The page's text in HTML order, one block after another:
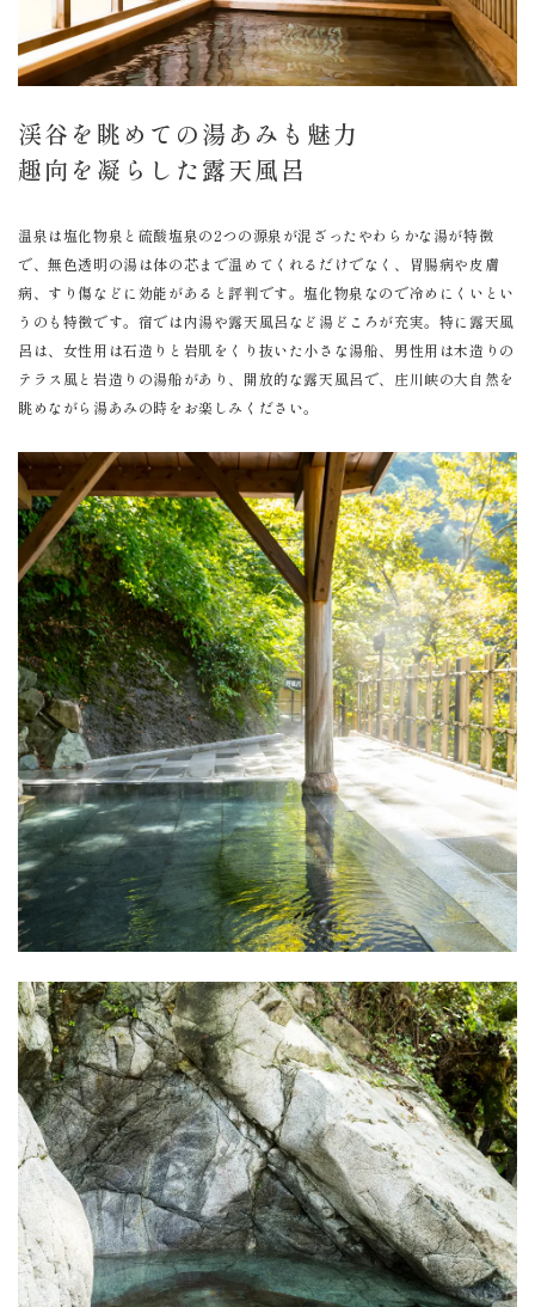
渓谷を眺めての湯あみも魅力
趣向を凝らした露天風呂
温泉は塩化物泉と硫酸塩泉の2つの源泉が混ざったやわらかな湯が特徴
で、無色透明の湯は体の芯まで温めてくれるだけでなく、胃腸病や皮膚
病、すり傷などに効能があると評判です。塩化物泉なので冷めにくいとい
うのも特徴です。宿では内湯や露天風呂など湯どころが充実。特に露天風
呂は、女性用は石造りと岩肌をくり抜いた小さな湯船、男性用は木造りの
テラス風と岩造りの湯船があり、開放的な露天風呂で、庄川峡の大自然を
眺めながら湯あみの時をお楽しみください。